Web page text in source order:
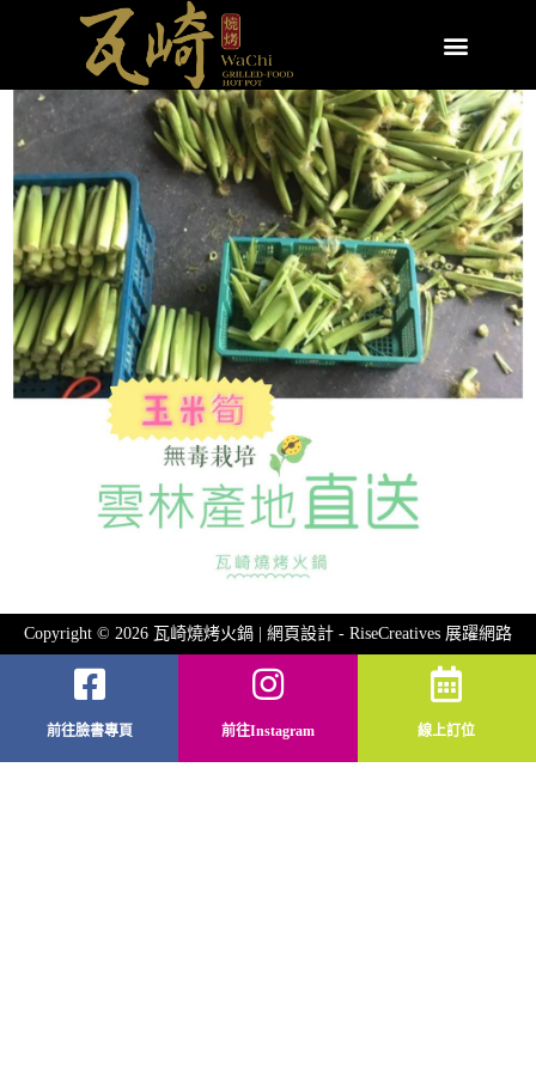
Copyright © 2026 瓦崎燒烤火鍋 | 網頁設計 - RiseCreatives 展躍網路
前往臉書專頁 前往Instagram 線上訂位